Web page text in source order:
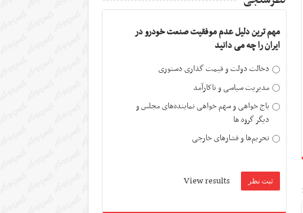
مهم ترین دلیل عدم موفقیت صنعت خودرو در
ایران را چه می دانید
دخالت دولت و قیمت گذاری دستوری
مدیریت سیاسی و ناکارآمد
باج خواهی و سهم خواهی نماینده‌های مجلس و
دیگر گروه ها
تحریم‌ها و فشارهای خارجی
View results